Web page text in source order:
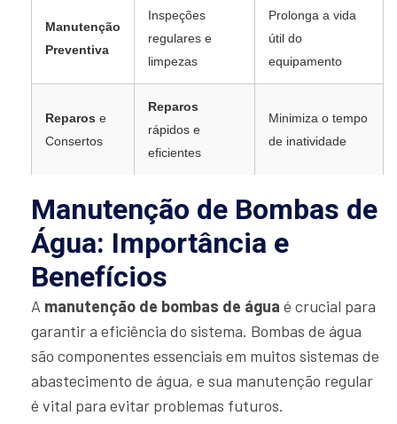
Manutenção
Preventiva
Inspeções
regulares e
limpezas
Prolonga a vida
útil do
equipamento
Reparos e
Consertos
Reparos
rápidos e
eficientes
Minimiza o tempo
de inatividade
Manutenção de Bombas de
Água: Importância e
Benefícios
A manutenção de bombas de água é crucial para
garantir a eficiência do sistema. Bombas de água
são componentes essenciais em muitos sistemas de
abastecimento de água, e sua manutenção regular
é vital para evitar problemas futuros.